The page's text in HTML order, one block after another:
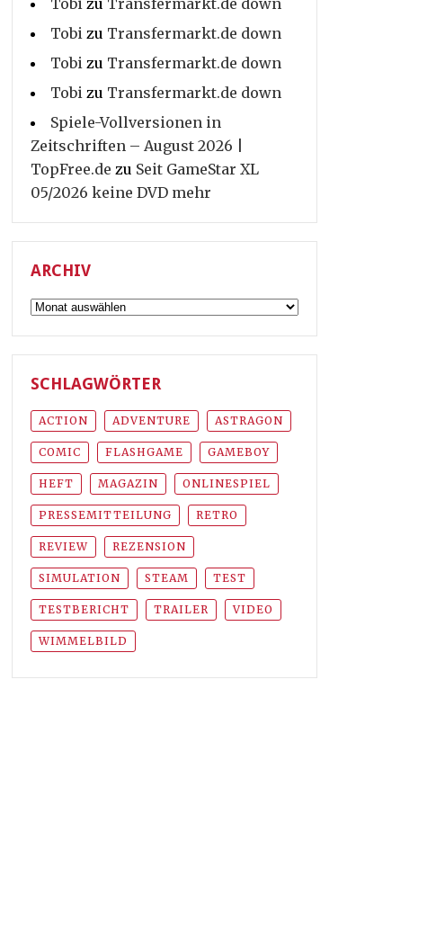
Tobi zu Transfermarkt.de down
Tobi zu Transfermarkt.de down
Tobi zu Transfermarkt.de down
Tobi zu Transfermarkt.de down
Spiele-Vollversionen in
Zeitschriften – August 2026 |
TopFree.de zu Seit GameStar XL
05/2026 keine DVD mehr
ARCHIV
Archiv
SCHLAGWÖRTER
ACTION ADVENTURE ASTRAGON
COMIC FLASHGAME GAMEBOY
HEFT MAGAZIN ONLINESPIEL
PRESSEMITTEILUNG RETRO
REVIEW REZENSION
SIMULATION STEAM TEST
TESTBERICHT TRAILER VIDEO
WIMMELBILD